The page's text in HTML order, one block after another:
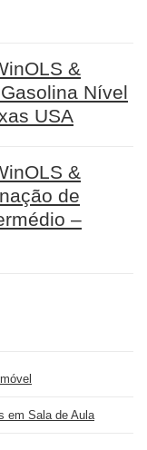
&
Nível
USA
&
de
–
em Sala de Aula